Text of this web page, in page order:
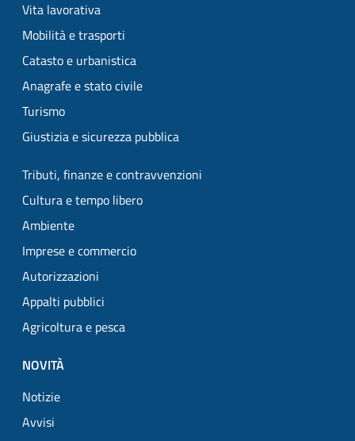
Vita lavorativa
Mobilità e trasporti
Catasto e urbanistica
Anagrafe e stato civile
Turismo
Giustizia e sicurezza pubblica
Tributi, finanze e contravvenzioni
Cultura e tempo libero
Ambiente
Imprese e commercio
Autorizzazioni
Appalti pubblici
Agricoltura e pesca
NOVITÀ
Notizie
Avvisi